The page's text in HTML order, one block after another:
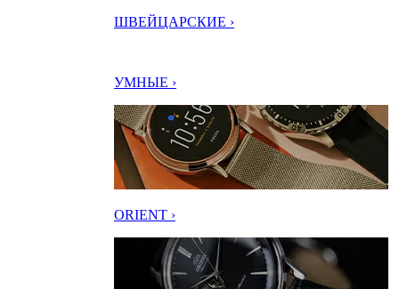
ШВЕЙЦАРСКИЕ ›
УМНЫЕ ›
ORIENT ›